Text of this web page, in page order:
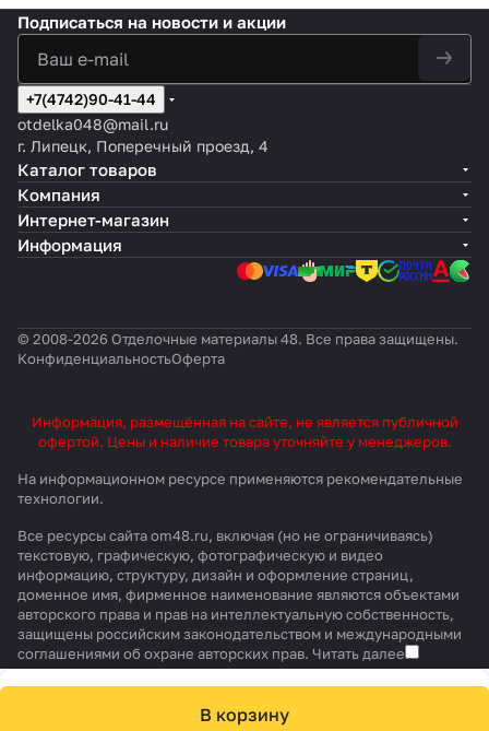
В корзину
Подписаться на новости и акции
+7(4742)90-41-44
otdelka048@mail.ru
г. Липецк, Поперечный проезд, 4
Каталог товаров
Компания
Интернет-магазин
Информация
© 2008-2026 Отделочные материалы 48. Все права защищены.
КонфиденциальностьОферта
Информация, размещённая на сайте, не является публичной
офертой. Цены и наличие товара уточняйте у менеджеров.
На информационном ресурсе применяются рекомендательные
технологии.
Все ресурсы сайта om48.ru, включая (но не ограничиваясь)
текстовую, графическую, фотографическую и видео
информацию, структуру, дизайн и оформление страниц,
доменное имя, фирменное наименование являются объектами
авторского права и прав на интеллектуальную собственность,
защищены российским законодательством и международными
соглашениями об охране авторских прав. Читать далее